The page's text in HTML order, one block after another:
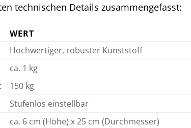
technischen Details zusammengefasst:
WERT
Hochwertiger, robuster Kunststoff
ca. 1 kg
150 kg
Stufenlos einstellbar
ca. 6 cm (Höhe) x 25 cm (Durchmesser)